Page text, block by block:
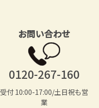
お問い合わせ
0120-267-160
受付 10:00-17:00/土日祝も営
業